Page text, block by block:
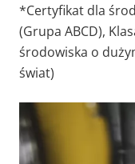
*Certyfikat dla
(Grupa ABCD),
środowiska o
świat)